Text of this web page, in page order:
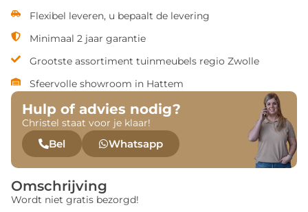
Flexibel leveren, u bepaalt de levering
Minimaal 2 jaar garantie
Grootste assortiment tuinmeubels regio Zwolle
Sfeervolle showroom in Hattem
Hulp of advies nodig?
Christel staat voor je klaar!
Bel Whatsapp
Omschrijving
Wordt niet gratis bezorgd!